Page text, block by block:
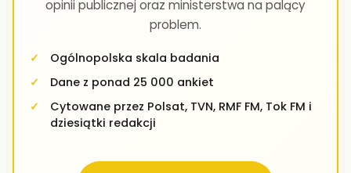
opinii publicznej oraz ministerstwa na palący
problem.
Ogólnopolska skala badania
Dane z ponad 25 000 ankiet
Cytowane przez Polsat, TVN, RMF FM, Tok FM i
dziesiątki redakcji